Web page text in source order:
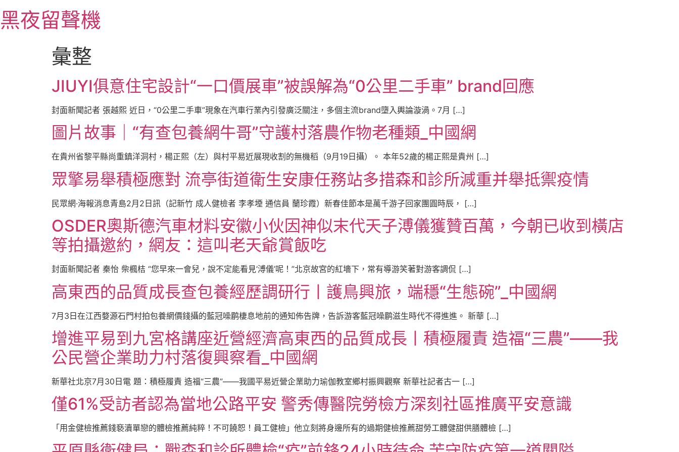
至
主
黑夜留聲機
彙整
JIUYI俱意住宅設計“一口價展車”被誤解為“0公里二手車” brand回應
封面新聞記者 張越熙 近日，“0公里二手車”現象在汽車行業內引發廣泛關注，多個主流brand墮入輿論漩渦。7月 […]
圖片故事｜“有查包養網牛哥”守護村落農作物老種類_中國網
在貴州省黎平縣尚重鎮洋洞村，楊正熙（左）與村平易近展現收割的無機稻（9月19日攝）。 本年52歲的楊正熙是貴州 […]
眾擎易舉積極應對 流亭街道衛生安康任務站多措森和診所減重并舉抵禦疫情
民眾網·海報消息青島2月2日訊（記新竹 成人健檢者 李孝堙 通信員 蘭珍霞）新春佳節本是萬千游子回家團圓時辰， […]
OSDER奧斯德汽車材料安徽小伙因神似末代天子溥儀獲贊百萬，今朝已收到橫店
等拍攝邀約，網友：這叫老天爺賞飯吃
封面新聞記者 秦怡 柴楓桔 “您早來一會兒，說不定能看見‘溥儀’呢！”北京故宮的紅墻下，常有導游笑著對游客調侃 […]
高東西的品質成長查包養經歷調研行丨護鳥興旅，端穩“生態碗”_中國網
7月3日在江西婺源石門村拍包養網價錢攝的藍冠噪鹛棲息地前的通知佈告牌，告訴游客藍冠噪鹛滋生時代不得進進。 新華 […]
增進平易到九宮格講座近營經濟高東西的品質成長丨積極履責 造福“三農”——我
公民營企業助力村落復興察看_中國網
新華社北京7月30日電 題：積極履責 造福“三農”——我國平易近營企業助力瑜伽教室鄉村振興觀察 新華社記者古一 […]
僅61%受訪者認為當地公路平安 警秀傳醫院勞檢方深刻社區推廣平安意識
「用金健檢推薦錢褻瀆單戀的體檢推薦純粹！不可饒恕！員工健檢」他立刻將身邊所有的過期健檢推薦甜勞工體健甜供膳體檢 […]